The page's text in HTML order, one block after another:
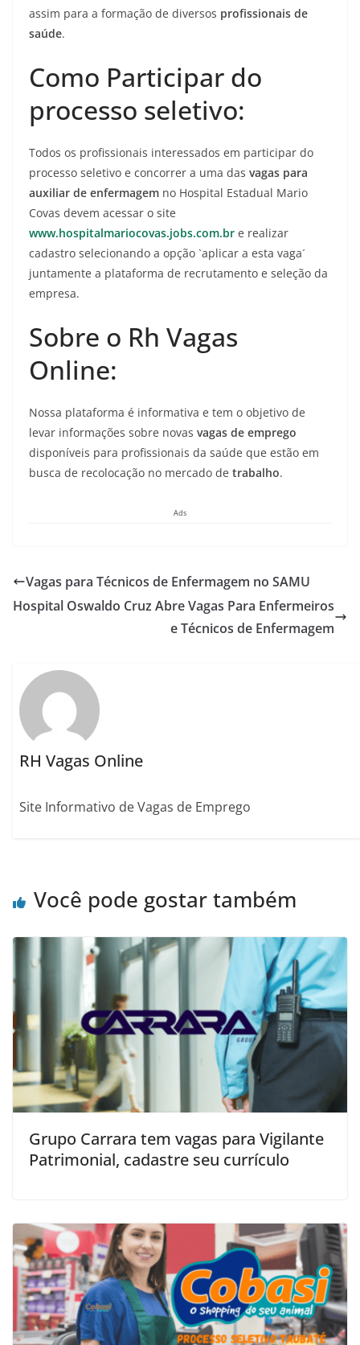
assim para a formação de diversos profissionais de
saúde.
Como Participar do
processo seletivo:
Todos os profissionais interessados em participar do
processo seletivo e concorrer a uma das vagas para
auxiliar de enfermagem no Hospital Estadual Mario
Covas devem acessar o site
www.hospitalmariocovas.jobs.com.br e realizar
cadastro selecionando a opção `aplicar a esta vaga´
juntamente a plataforma de recrutamento e seleção da
empresa.
Sobre o Rh Vagas
Online:
Nossa plataforma é informativa e tem o objetivo de
levar informações sobre novas vagas de emprego
disponíveis para profissionais da saúde que estão em
busca de recolocação no mercado de trabalho.
Ads
Vagas para Técnicos de Enfermagem no SAMU
Hospital Oswaldo Cruz Abre Vagas Para Enfermeiros
e Técnicos de Enfermagem
RH Vagas Online
Site Informativo de Vagas de Emprego
Você pode gostar também
Grupo Carrara tem vagas para Vigilante
Patrimonial, cadastre seu currículo